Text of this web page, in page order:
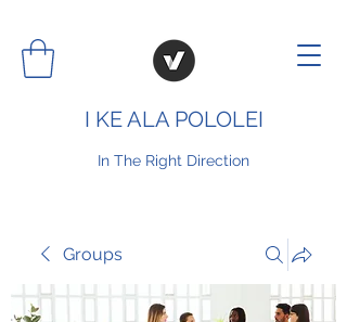
I KE ALA POLOLEI
In The Right Direction
Groups